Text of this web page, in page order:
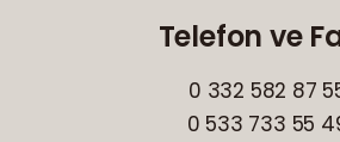
Telefon ve
0 332 582 87
0 533 733 55